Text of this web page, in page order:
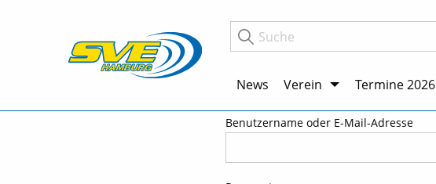
News Verein Termine 2026
Benutzername oder E-Mail-Adresse